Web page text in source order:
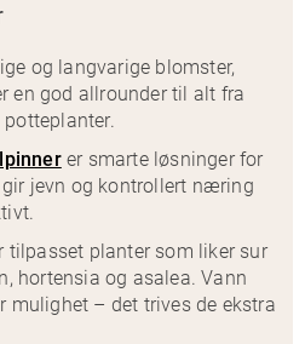
og langvarige blomster,
en god allrounder til alt fra
er smarte løsninger for
gir jevn og kontrollert næring
tilpasset planter som liker sur
hortensia og asalea. Vann
mulighet – det trives de ekstra